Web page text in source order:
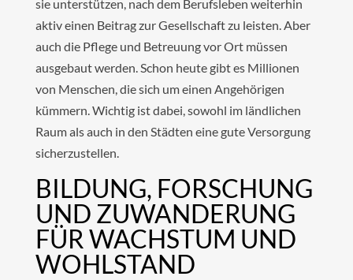
sie unterstützen, nach dem Berufsleben weiterhin
aktiv einen Beitrag zur Gesellschaft zu leisten. Aber
auch die Pflege und Betreuung vor Ort müssen
ausgebaut werden. Schon heute gibt es Millionen
von Menschen, die sich um einen Angehörigen
kümmern. Wichtig ist dabei, sowohl im ländlichen
Raum als auch in den Städten eine gute Versorgung
sicherzustellen.
BILDUNG, FORSCHUNG
UND ZUWANDERUNG
FÜR WACHSTUM UND
WOHLSTAND